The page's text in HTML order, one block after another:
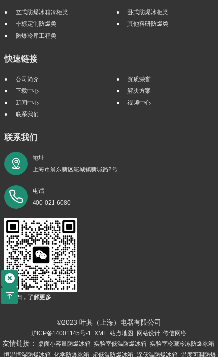
立式防爆冰箱冷柜类
卧式防爆冰柜类
非标定制防爆类
其他科研防爆类
防爆冷库工程类
快速链接
公司简介
资质荣誉
下载中心
解决方案
新闻中心
视频中心
联系我们
联系我们
地址
上海市浦东新区泥城镇新城路2号
电话
400-021-6080
扫一扫，了解更多！
©2023 叶其（上海）电器有限公司
沪ICP备14001145号-1 XML 站点地图 网站设计: 传信网络
友情链接： 桌面小容量防爆冰箱 实验室低温防爆冰箱 实验室冷藏冷冻防爆冰箱
恒温恒湿防爆冰箱 化学防爆冰箱 超低温防爆冰箱 深低温防爆冰箱 温度可调防爆